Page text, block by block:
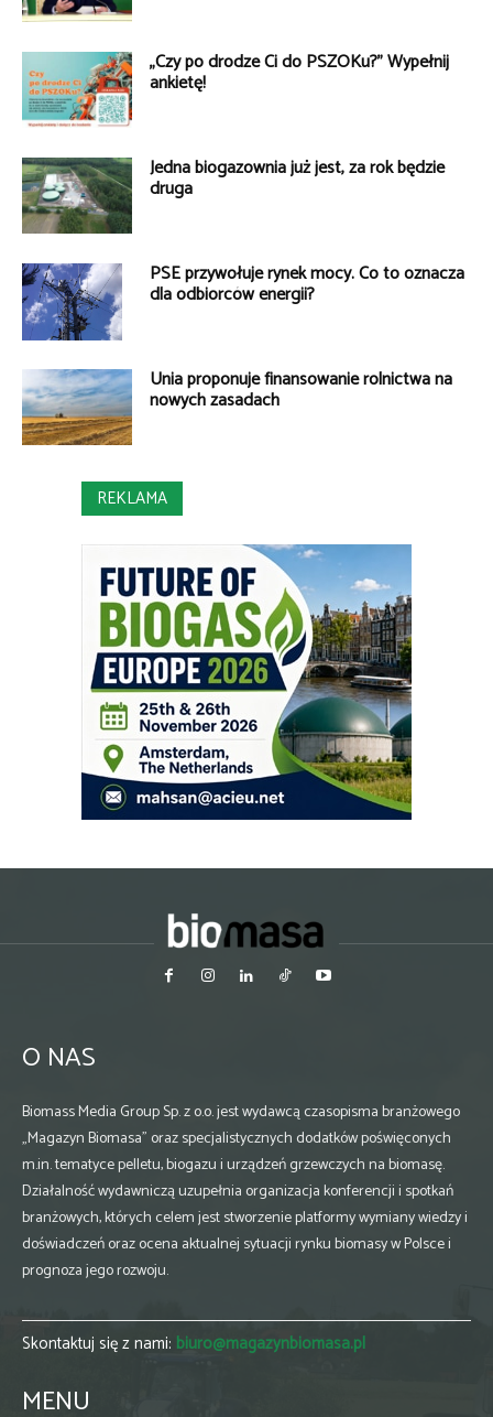
„Czy po drodze Ci do PSZOKu?” Wypełnij
ankietę!
Jedna biogazownia już jest, za rok będzie
druga
PSE przywołuje rynek mocy. Co to oznacza
dla odbiorców energii?
Unia proponuje finansowanie rolnictwa na
nowych zasadach
REKLAMA
O NAS
Biomass Media Group Sp. z o.o. jest wydawcą czasopisma branżowego
„Magazyn Biomasa” oraz specjalistycznych dodatków poświęconych
m.in. tematyce pelletu, biogazu i urządzeń grzewczych na biomasę.
Działalność wydawniczą uzupełnia organizacja konferencji i spotkań
branżowych, których celem jest stworzenie platformy wymiany wiedzy i
doświadczeń oraz ocena aktualnej sytuacji rynku biomasy w Polsce i
prognoza jego rozwoju.
Skontaktuj się z nami: biuro@magazynbiomasa.pl
MENU